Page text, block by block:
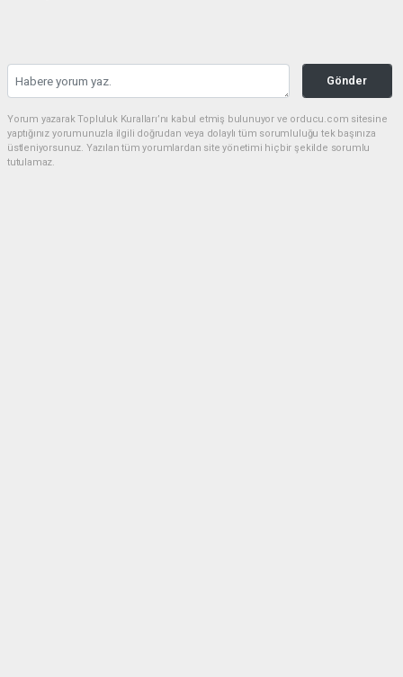
Gönder
Yorum yazarak Topluluk Kuralları’nı kabul etmiş bulunuyor ve orducu.com sitesine
yaptığınız yorumunuzla ilgili doğrudan veya dolaylı tüm sorumluluğu tek başınıza
üstleniyorsunuz. Yazılan tüm yorumlardan site yönetimi hiçbir şekilde sorumlu
tutulamaz.